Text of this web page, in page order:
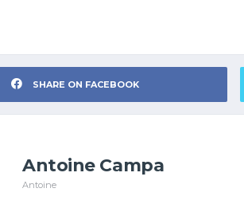
SHARE ON FACEBOOK
Antoine Campa
Antoine